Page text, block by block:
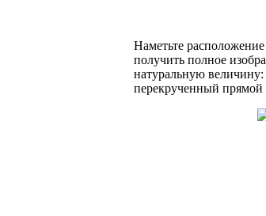
Наметьте
получить полное
натуральную
перекрученный